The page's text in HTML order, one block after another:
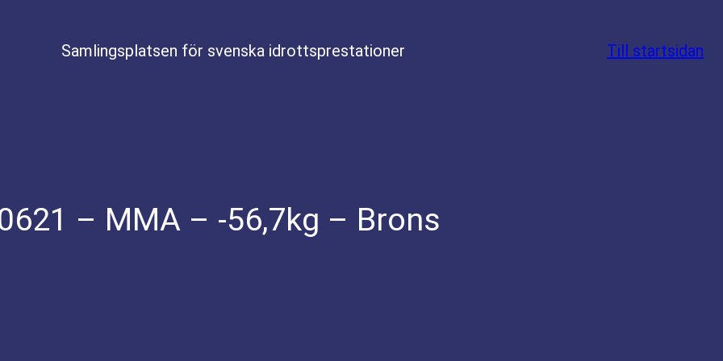
Samlingsplatsen för svenska idrottsprestationer Till startsidan
– MMA – -56,7kg – Brons